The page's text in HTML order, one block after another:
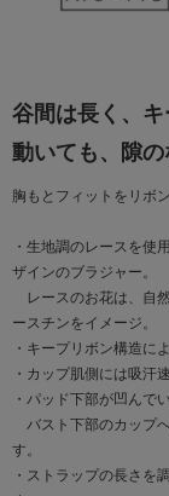
谷間は長く、キ
動いても、隙
胸もとフィットをリボ
・生地調のレースを使
ザインのブラジャー。
レースのお花は、自
ースチンをイメージ。
・キープリボン構造に
・カップ肌側には吸汗
・パッド下部が凹んで
バスト下部のカップ
す。
・ストラップの長さを